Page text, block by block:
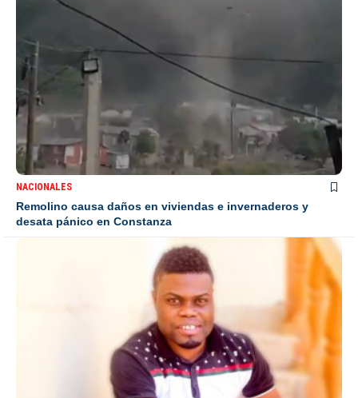
NACIONALES
Remolino causa daños en viviendas e invernaderos y
desata pánico en Constanza